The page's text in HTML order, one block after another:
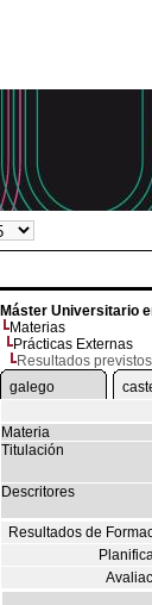
Máster Universitario
Materias
Prácticas Externas
Resultados
galego
Materia
Titulación
Descritores
Resultados de